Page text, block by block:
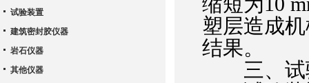
塑层造成
结果。
三、试
试验装置
建筑密封胶仪器
岩石仪器
其他仪器